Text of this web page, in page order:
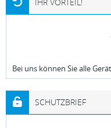
Bei uns können Sie alle
SCHUTZBRIEF